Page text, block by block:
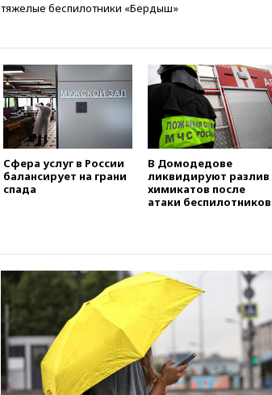
Шуваевым
начальник тыла Санчик не
справился с возросшими
объемами работ
вчера, 17:15
В аэропорту Сочи
введен план «Ковер»
вчера, 16:55При атаке дрона
ВСУ на больницу в Донецке
погибла женщина
вчера, 16:45Франция уже три
вчера, 16:35ПВО сбила еще три
БПЛА на подлете к Москве
вчера, 16:15
На территории
ЦНИИмаш в Королеве
произошел пожар
вчера, 15:50
Аукцион по
продаже Рижского вокзала в
Москве вновь не состоялся
тяжелые беспилотники «Бердыш»
Сфера услуг в России
балансирует на грани
спада
В Домодедове
ликвидируют разлив
химикатов после
атаки беспилотников